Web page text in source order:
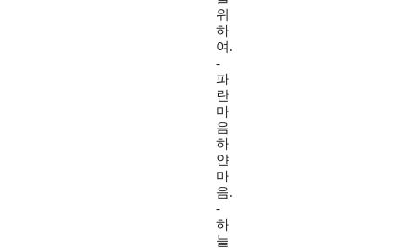
위
하
여.
-
파
란
마
음
하
얀
마
음.
-
하
늘